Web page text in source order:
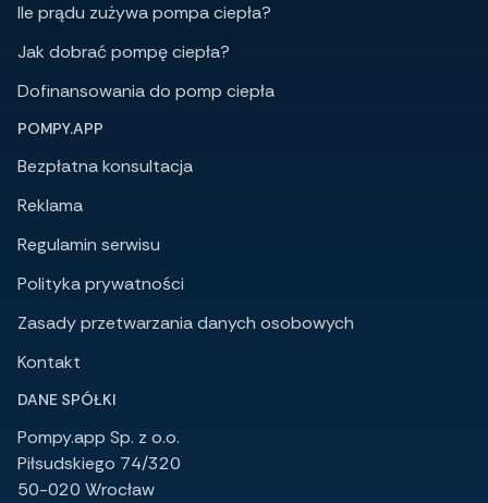
Ile prądu zużywa pompa ciepła?
Jak dobrać pompę ciepła?
Dofinansowania do pomp ciepła
POMPY.APP
Bezpłatna konsultacja
Reklama
Regulamin serwisu
Polityka prywatności
Zasady przetwarzania danych osobowych
Kontakt
DANE SPÓŁKI
Pompy.app Sp. z o.o.
Piłsudskiego 74/320
50-020 Wrocław